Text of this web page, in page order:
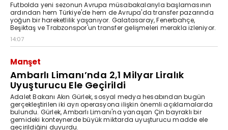
Futbolda yeni sezonun Avrupa müsabakalarıyla başlamasının
ardından hem Türkiye'de hem de Avrupa'da transfer pazarında
yoğun bir hareketlilik yaşanıyor. Galatasaray, Fenerbahçe,
Beşiktaş ve Trabzonspor'un transfer gelişmeleri merakla izleniyor.
14:07
Manşet
Ambarlı Limanı’nda 2,1 Milyar Liralık
Uyuşturucu Ele Geçirildi
Adalet Bakanı Akın Gürlek, sosyal medya hesabından bugün
gerçekleştirilen iki ayrı operasyona ilişkin önemli açıklamalarda
bulundu. Gürlek, Ambarlı Limanı'na yanaşan Çin bayraklı bir
gemideki konteynerde büyük miktarda uyuşturucu madde ele
geçirildiğini duyurdu.